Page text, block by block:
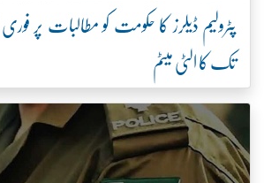
پٹرولیم ڈیلرز کا حکومت کو مطالبات پر
تک کا الٹی میٹم